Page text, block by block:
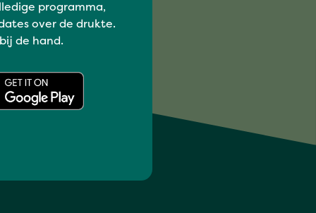
programma,
over de drukte.
de hand.